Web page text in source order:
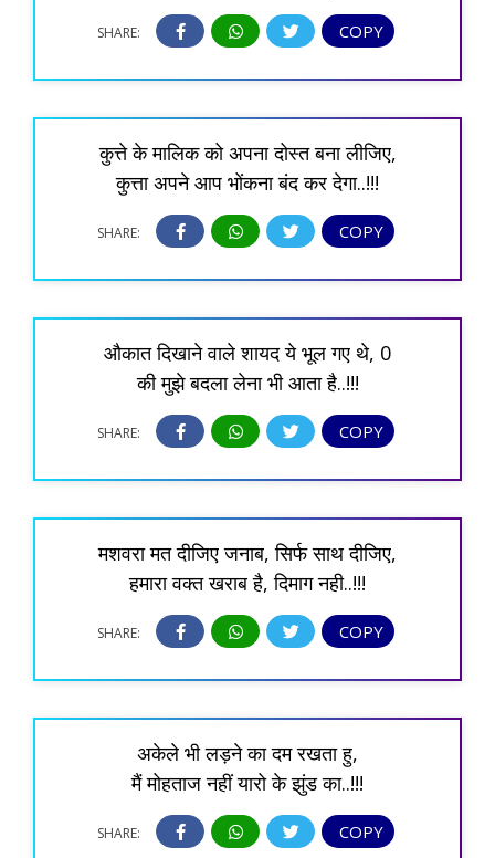
SHARE: COPY
कुत्ते के मालिक को अपना दोस्त बना लीजिए,
कुत्ता अपने आप भोंकना बंद कर देगा..!!!
SHARE: COPY
औकात दिखाने वाले शायद ये भूल गए थे, 0
की मुझे बदला लेना भी आता है..!!!
SHARE: COPY
मशवरा मत दीजिए जनाब, सिर्फ साथ दीजिए,
हमारा वक्त खराब है, दिमाग नही..!!!
SHARE: COPY
अकेले भी लड़ने का दम रखता हु,
मैं मोहताज नहीं यारो के झुंड का..!!!
SHARE: COPY